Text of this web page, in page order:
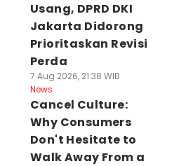
Usang, DPRD DKI
Jakarta Didorong
Prioritaskan Revisi
Perda
7 Aug 2026, 21:38 WIB
News
Cancel Culture:
Why Consumers
Don't Hesitate to
Walk Away From a